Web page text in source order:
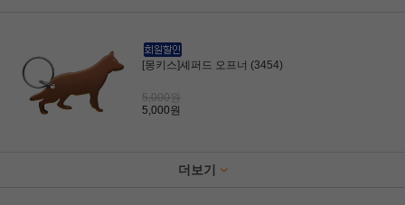
[몽키스]셰퍼드 오프너 (3454)
5,000원
5,000원
더보기